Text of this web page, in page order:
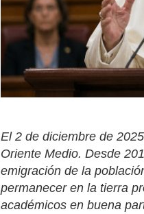
El 2 de diciembre de
Oriente Medio. Desde
emigración de la
permanecer en la tierra
académicos en buena